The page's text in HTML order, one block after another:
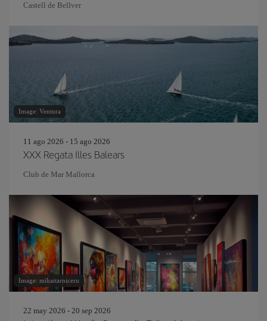
Castell de Bellver
Image: Ventura
11 ago 2026 - 15 ago 2026
XXX Regata Illes Balears
Club de Mar Mallorca
Image: mihaitarniceru
22 may 2026 - 20 sep 2026